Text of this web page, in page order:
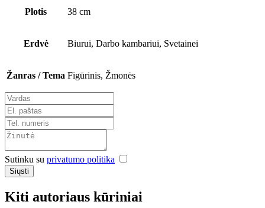
Plotis 38 cm
Erdvė Biurui, Darbo kambariui, Svetainei
Žanras / Tema Figūrinis, Žmonės
Sutinku su privatumo politika
Siųsti
Kiti autoriaus kūriniai